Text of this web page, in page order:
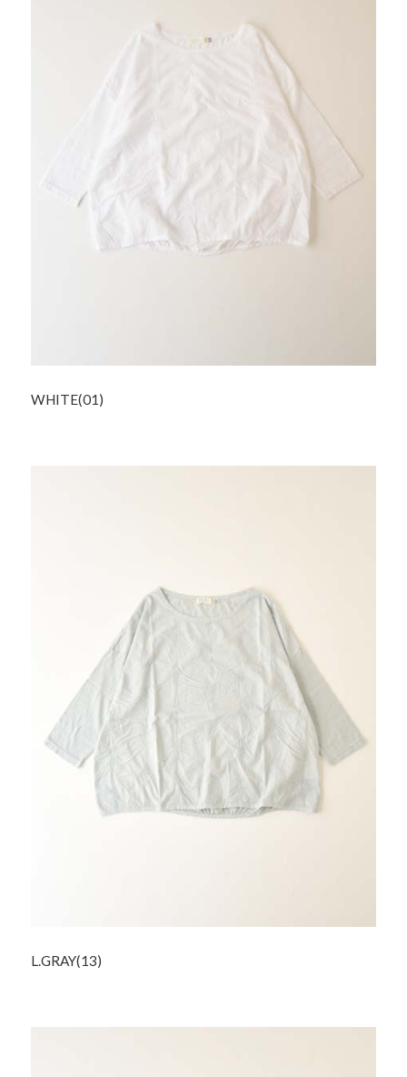
WHITE(01)
L.GRAY(13)